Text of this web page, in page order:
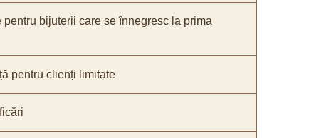
bijuterii care se înnegresc la prima
pentru clienți limitate